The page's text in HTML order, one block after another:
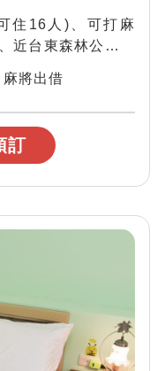
住16人)、可打麻
近台東森林公園、
您無論是...
麻將出借
訂